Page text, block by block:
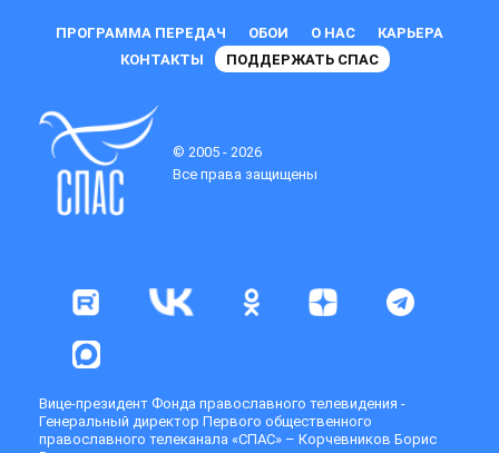
ПРОГРАММА ПЕРЕДАЧ ОБОИ О НАС
КАРЬЕРА
КОНТАКТЫ
ПОДДЕРЖАТЬ СПАС
© 2005 - 2026
Все права защищены
Вице-президент Фонда православного телевидения -
Генеральный директор Первого общественного
православного телеканала «СПАС» – Корчевников Борис